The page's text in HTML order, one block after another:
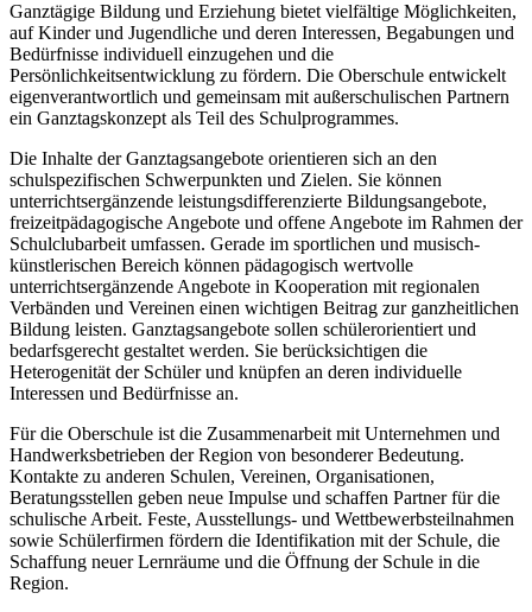
Ganztägige Bildung und Erziehung bietet vielfältige Möglichkeiten,
auf Kinder und Jugendliche und deren Interessen, Begabungen und
Bedürfnisse individuell einzugehen und die
Persönlichkeitsentwicklung zu fördern. Die Oberschule entwickelt
eigenverantwortlich und gemeinsam mit außerschulischen Partnern
ein Ganztagskonzept als Teil des Schulprogrammes.
Die Inhalte der Ganztagsangebote orientieren sich an den
schulspezifischen Schwerpunkten und Zielen. Sie können
unterrichtsergänzende leistungsdifferenzierte Bildungsangebote,
freizeitpädagogische Angebote und offene Angebote im Rahmen der
Schulclubarbeit umfassen. Gerade im sportlichen und musisch-
künstlerischen Bereich können pädagogisch wertvolle
unterrichtsergänzende Angebote in Kooperation mit regionalen
Verbänden und Vereinen einen wichtigen Beitrag zur ganzheitlichen
Bildung leisten. Ganztagsangebote sollen schülerorientiert und
bedarfsgerecht gestaltet werden. Sie berücksichtigen die
Heterogenität der Schüler und knüpfen an deren individuelle
Interessen und Bedürfnisse an.
Für die Oberschule ist die Zusammenarbeit mit Unternehmen und
Handwerksbetrieben der Region von besonderer Bedeutung.
Kontakte zu anderen Schulen, Vereinen, Organisationen,
Beratungsstellen geben neue Impulse und schaffen Partner für die
schulische Arbeit. Feste, Ausstellungs- und Wettbewerbsteilnahmen
sowie Schülerfirmen fördern die Identifikation mit der Schule, die
Schaffung neuer Lernräume und die Öffnung der Schule in die
Region.